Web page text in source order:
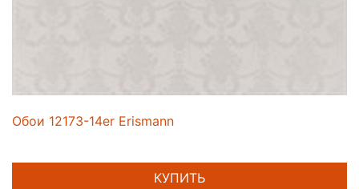
Обои 12173-14er Erismann
КУПИТЬ